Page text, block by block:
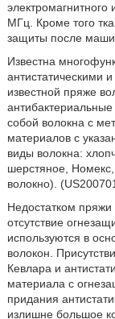
МГц. Кроме того
защиты после
Известна
антистатическими
известной пряже
антибактериальные
собой волокна с
материалов с
виды волокна:
шерстяное,
волокно).
Недостатком
отсутствие
используются в
волокон.
Кевлара и
материала с
придания
излишне большое